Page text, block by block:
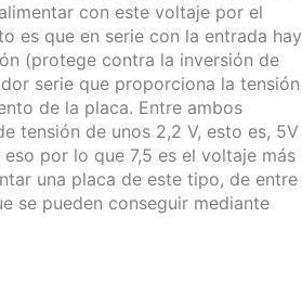
con este voltaje por el
es que en serie con la entrada hay
(protege contra la inversión de
serie que proporciona la tensión
de la placa. Entre ambos
tensión de unos 2,2 V, esto es, 5V
eso por lo que 7,5 es el voltaje más
una placa de este tipo, de entre
se pueden conseguir mediante